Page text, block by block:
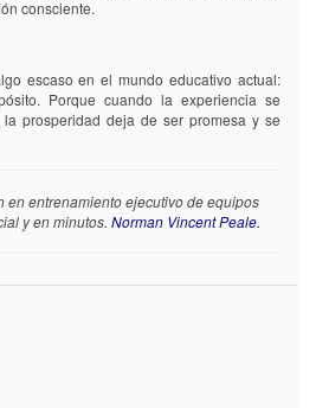
consciente.
escaso en el mundo educativo actual:
Porque cuando la experiencia se
prosperidad deja de ser promesa y se
en entrenamiento ejecutivo de equipos
y en minutos. Norman Vincent Peale.